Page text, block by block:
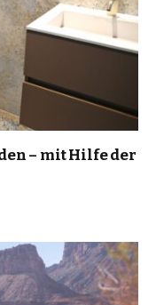
– mit Hilfe der